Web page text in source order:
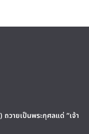
วายเป็นพระกุศลแด่ “เจ้า